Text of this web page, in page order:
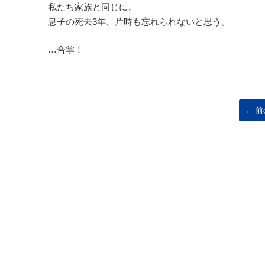
私たち家族と同じに、
息子の死去3年、片時も忘れられないと思う。
…合掌！
← 前